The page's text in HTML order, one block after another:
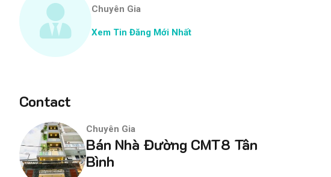
Chuyên Gia
Xem Tin Đăng Mới Nhất
Contact
Chuyên Gia
Bán Nhà Đường CMT8 Tân
Bình